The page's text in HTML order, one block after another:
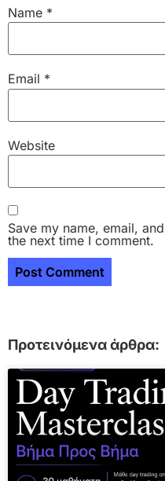
Name *
Email *
Website
Save my name, email,
the next time I comment.
Προτεινόμενα άρθρα: